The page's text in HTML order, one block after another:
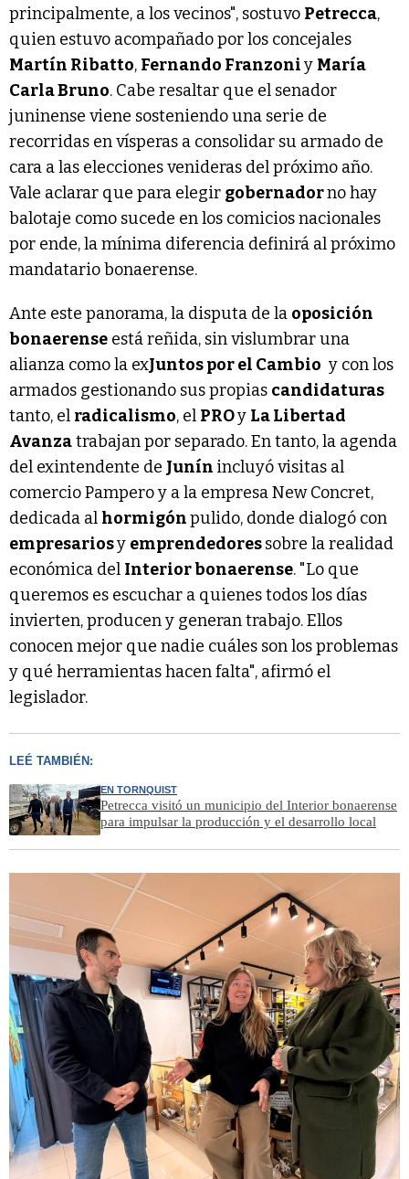
principalmente, a los vecinos", sostuvo Petrecca,
quien estuvo acompañado por los concejales
Martín Ribatto, Fernando Franzoniy María
Carla Bruno. Cabe resaltar que el senador
juninense viene sosteniendo una serie de
recorridas en vísperas a consolidar su armado de
cara a las elecciones venideras del próximo año.
Vale aclarar que para elegir gobernadorno hay
balotaje como sucede en los comicios nacionales
por ende, la mínima diferencia definirá al próximo
mandatario bonaerense.
Ante este panorama, la disputa de la oposición
bonaerense está reñida, sin vislumbrar una
alianza como la exJuntos por el Cambio y con los
armados gestionando sus propias candidaturas
tanto, el radicalismo, el PROy La Libertad
Avanzatrabajan por separado. En tanto, la agenda
del exintendente de Junín incluyó visitas al
comercio Pampero y a la empresa New Concret,
dedicada al hormigónpulido, donde dialogó con
empresariosy emprendedoressobre la realidad
económica del Interior bonaerense. "Lo que
queremos es escuchar a quienes todos los días
invierten, producen y generan trabajo. Ellos
conocen mejor que nadie cuáles son los problemas
y qué herramientas hacen falta", afirmó el
legislador.
LEÉ TAMBIÉN:
EN TORNQUIST
Petrecca visitó un municipio del Interior bonaerense
para impulsar la producción y el desarrollo local